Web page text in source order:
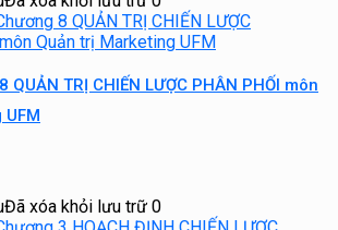
TRỊ CHIẾN LƯỢC PHÂN PHỐI môn
Đã xóa khỏi lưu trữ 0